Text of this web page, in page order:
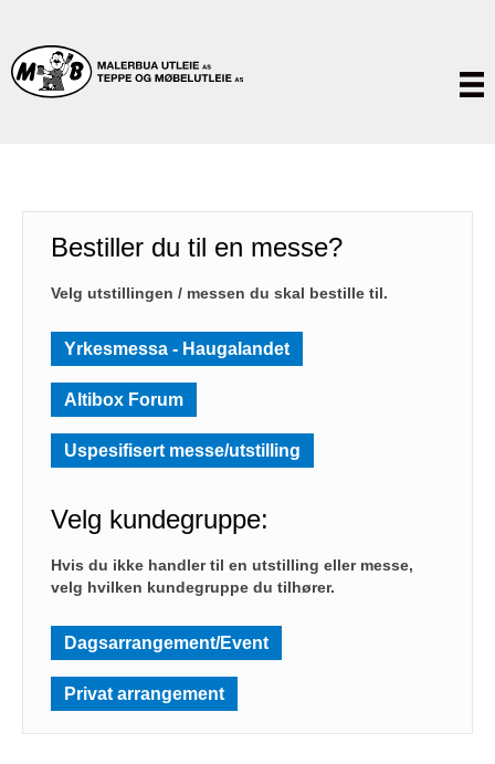
Bestiller du til en messe?
Velg utstillingen / messen du skal bestille til.
Yrkesmessa - Haugalandet
Altibox Forum
Uspesifisert messe/utstilling
Velg kundegruppe:
Hvis du ikke handler til en utstilling eller messe,
velg hvilken kundegruppe du tilhører.
Dagsarrangement/Event
Privat arrangement